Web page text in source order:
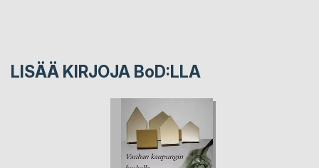
LISÄÄ KIRJOJA BoD:LLA